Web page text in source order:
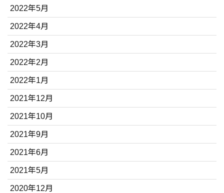
2022年5月
2022年4月
2022年3月
2022年2月
2022年1月
2021年12月
2021年10月
2021年9月
2021年6月
2021年5月
2020年12月